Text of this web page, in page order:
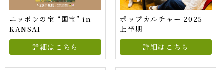
ニッポンの宝 “国宝” in
KANSAI
詳細はこちら
ポップカルチャー 2025
上半期
詳細はこちら